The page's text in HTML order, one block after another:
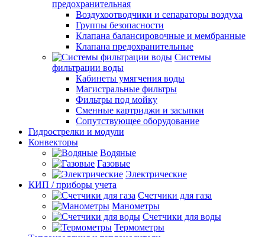
предохранительная
Воздухоотводчики и сепараторы воздуха
Группы безопасности
Клапана балансировочные и мембранные
Клапана предохранительные
Системы
фильтрации воды
Кабинеты умягчения воды
Магистральные фильтры
Фильтры под мойку
Сменные картриджи и засыпки
Сопутствующее оборудование
Гидрострелки и модули
Конвекторы
Водяные
Газовые
Электрические
КИП / приборы учета
Счетчики для газа
Манометры
Счетчики для воды
Термометры